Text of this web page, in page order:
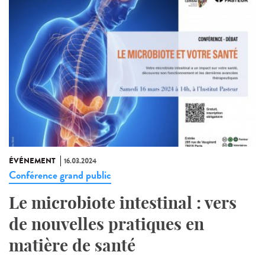
ÉVÉNEMENT 16.03.2024
Conférence grand public
Le microbiote intestinal : vers
de nouvelles pratiques en
matière de santé